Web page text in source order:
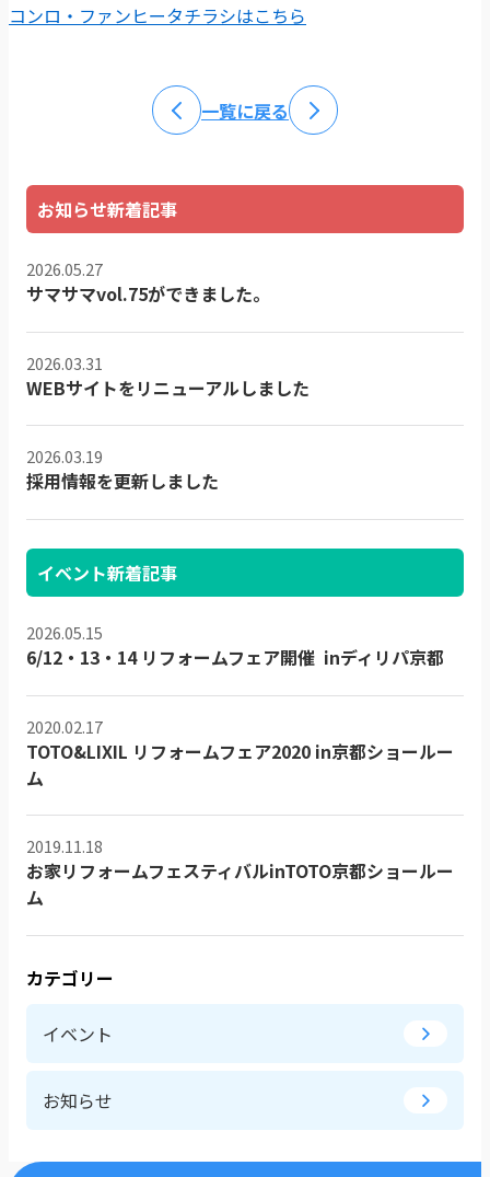
コンロ・ファンヒータチラシはこちら
一覧に戻る
お知らせ新着記事
2026.05.27
サマサマvol.75ができました。
2026.03.31
WEBサイトをリニューアルしました
2026.03.19
採用情報を更新しました
イベント新着記事
2026.05.15
6/12・13・14 リフォームフェア開催 inディリパ京都
2020.02.17
TOTO&LIXIL リフォームフェア2020 in京都ショールー
ム
2019.11.18
お家リフォームフェスティバルinTOTO京都ショールー
ム
カテゴリー
イベント
お知らせ